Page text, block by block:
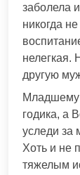
заболела
никогда
нелегкая.
другую
Младшему
годика, а
уследи за
Хоть и не
тяжелым